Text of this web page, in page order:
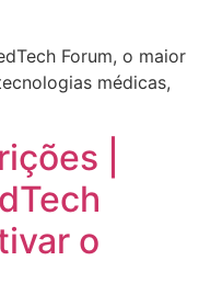
Forum, o maior
médicas,
|
o